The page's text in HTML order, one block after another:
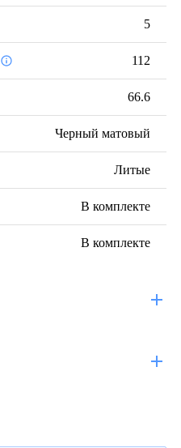
5
112
66.6
Черный матовый
Литые
В комплекте
В комплекте